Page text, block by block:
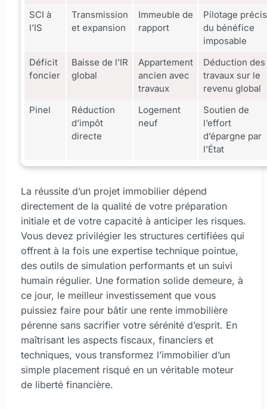
SCI à
l’IS
Transmission
et expansion
Immeuble de
rapport
Pilotage précis
du bénéfice
imposable
Déficit
foncier
Baisse de l’IR
global
Appartement
ancien avec
travaux
Déduction des
travaux sur le
revenu global
Pinel
Réduction
d’impôt
directe
Logement
neuf
Soutien de
l’effort
d’épargne par
l’État
La réussite d’un projet immobilier dépend
directement de la qualité de votre préparation
initiale et de votre capacité à anticiper les risques.
Vous devez privilégier les structures certifiées qui
offrent à la fois une expertise technique pointue,
des outils de simulation performants et un suivi
humain régulier. Une formation solide demeure, à
ce jour, le meilleur investissement que vous
puissiez faire pour bâtir une rente immobilière
pérenne sans sacrifier votre sérénité d’esprit. En
maîtrisant les aspects fiscaux, financiers et
techniques, vous transformez l’immobilier d’un
simple placement risqué en un véritable moteur
de liberté financière.